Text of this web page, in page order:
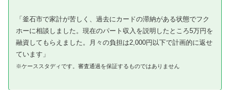
「釜石市で家計が苦しく、過去にカードの滞納がある状態でフク
ホーに相談しました。現在のパート収入を説明したところ5万円を
融資してもらえました。月々の負担は2,000円以下で計画的に返せ
ています」
※ケーススタディです。審査通過を保証するものではありません